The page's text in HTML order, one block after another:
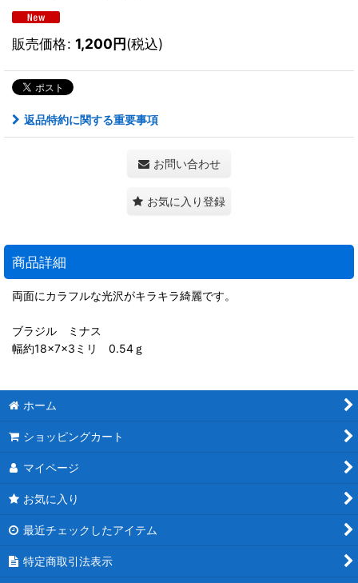
販売価格: 1,200円(税込)
返品特約に関する重要事項
お問い合わせ
お気に入り登録
商品詳細
両面にカラフルな光沢がキラキラ綺麗です。
ブラジル ミナス
幅約18×7×3ミリ 0.54ｇ
ホーム
ショッピングカート
マイページ
お気に入り
最近チェックしたアイテム
特定商取引法表示